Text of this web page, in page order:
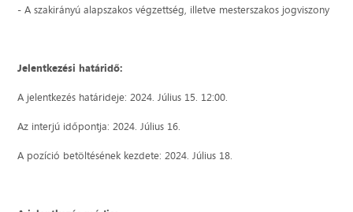
- A szakirányú alapszakos végzettség, illetve mesterszakos jogviszony
Jelentkezési határidő:
A jelentkezés határideje: 2024. Július 15. 12:00.
Az interjú időpontja: 2024. Július 16.
A pozíció betöltésének kezdete: 2024. Július 18.